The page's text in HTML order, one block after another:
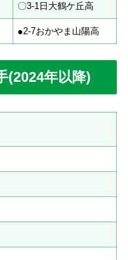
〇3-1日大鶴ケ丘高
●2-7おかやま山陽高
(2024年以降)